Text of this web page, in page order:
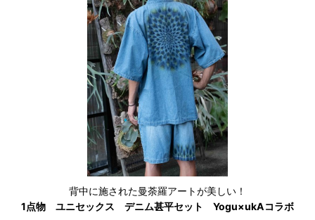
背中に施された曼荼羅アートが美しい！
1点物 ユニセックス デニム甚平セット Yogu×ukAコラボ